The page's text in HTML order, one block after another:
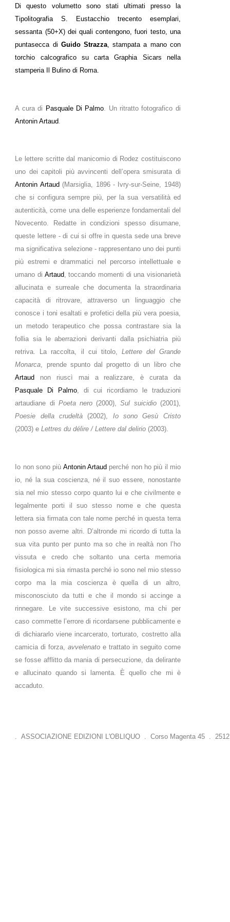
Di questo volumetto sono stati ultimati presso la
Tipolitografia S. Eustacchio trecento esemplari,
sessanta (50+X) dei quali contengono, fuori testo, una
puntasecca di Guido Strazza , stampata a mano con
torchio calcografico su carta Graphia Sicars nella
stamperia Il Bulino di Roma.
A cura di Pasquale Di Palmo . Un ritratto fotografico di
Antonin Artaud
Le lettere scritte dal manicomio di Rodez costituiscono
uno dei capitoli più avvincenti dell’opera smisurata di
Antonin Artaud (Marsiglia, 1896 - Ivry-sur-Seine, 1948)
che si configura sempre più, per la sua versatilità ed
autenticità, come una delle esperienze fondamentali del
Novecento. Redatte in condizioni spesso disumane,
queste lettere - di cui si offre in questa sede una breve
ma significativa selezione - rappresentano uno dei punti
più estremi e drammatici nel percorso intellettuale e
umano di Artaud, toccando momenti di una visionarietà
allucinata e surreale che documenta la straordinaria
capacità di ritrovare, attraverso un linguaggio che
conosce i toni esaltati e profetici della più vera poesia,
un metodo terapeutico che possa contrastare sia la
follia sia le aberrazioni derivanti dalla psichiatria più
retriva. La raccolta, il cui titolo, Lettere del Grande
Monarca, prende spunto dal progetto di un libro che
Artaud non riuscì mai a realizzare, è curata da
Pasquale Di Palmo, di cui ricordiamo le traduzioni
artaudiane di Poeta nero (2000),Sul suicidio(2001),
Poesie della crudeltà (2002), Io sono Gesù Cristo
(2003) eLettres du délire / Lettere dal delirio (2003).
Io non sono più Antonin Artaudperché non ho più il mio
io, né la sua coscienza, né il suo essere, nonostante
sia nel mio stesso corpo quanto lui e che civilmente e
legalmente porti il suo stesso nome e che questa
lettera sia firmata con tale nome perché in questa terra
non posso averne altri. D’altronde mi ricordo di tutta la
sua vita punto per punto ma so che in realtà non l’ho
vissuta e credo che soltanto una certa memoria
fisiologica mi sia rimasta perché io sono nel mio stesso
corpo ma la mia coscienza è quella di un altro,
misconosciuto da tutti e che il mondo si accinge a
rinnegare. Le vite successive esistono, ma chi per
caso commette l’errore di ricordarsene pubblicamente e
di dichiararlo viene incarcerato, torturato, costretto alla
camicia di forza,avvelenato e trattato in seguito come
se fosse afflitto da mania di persecuzione, da delirante
e allucinato quando si lamenta. È quello che mi è
accaduto.
. ASSOCIAZIONE EDIZIONI L'OBLIQUO . Corso Magenta 45 .